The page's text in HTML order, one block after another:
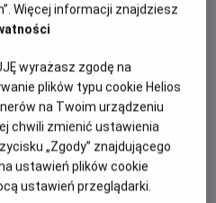
SCENARIUSZ
Julia Max
Sandilands
SZCZEGÓŁÓW
zostaje wystawiona na
ojciec rodziny, a pogrążona
nieznajomego, by
Kiedy brutalne wskrzeszenie
kobiety muszą zmierzyć się
Więcej informacji znajdziesz
wyrażasz zgodę na
plików typu cookie Helios
na Twoim urządzeniu
chwili zmienić ustawienia
„Zgody” znajdującego
ustawień plików cookie
ustawień przeglądarki.